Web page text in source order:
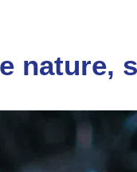
nature,